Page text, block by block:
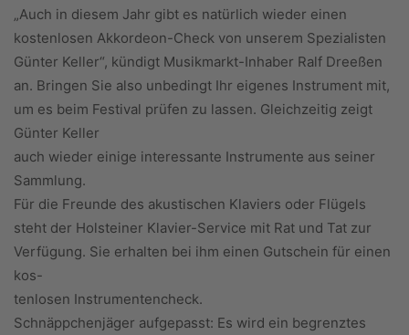
„Auch in diesem Jahr gibt es natürlich wieder einen
kostenlosen Akkordeon-Check von unserem Spezialisten
Günter Keller“, kündigt Musikmarkt-Inhaber Ralf Dreeßen
an. Bringen Sie also unbedingt Ihr eigenes Instrument mit,
um es beim Festival prüfen zu lassen. Gleichzeitig zeigt
Günter Keller
auch wieder einige interessante Instrumente aus seiner
Sammlung.
Für die Freunde des akustischen Klaviers oder Flügels
steht der Holsteiner Klavier-Service mit Rat und Tat zur
Verfügung. Sie erhalten bei ihm einen Gutschein für einen
kos-
tenlosen Instrumentencheck.
Schnäppchenjäger aufgepasst: Es wird ein begrenztes